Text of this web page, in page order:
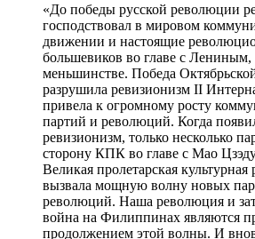
«До победы русской революции
господствовал в мировом
движении и настоящие
большевиков во главе с
меньшинстве. Победа
разрушила ревизионизм II
привела к огромному росту
партий и революций. Когда
ревизионизм, только несколько
сторону КПК во главе с Мао
Великая пролетарская
вызвала мощную волну новых
революций. Наша революция и
война на Филиппинах являются
продолжением этой волны. И